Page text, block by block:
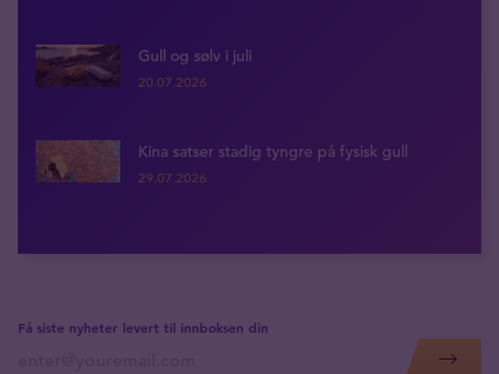
Gull og sølv i juli
20.07.2026
Kina satser stadig tyngre på fysisk gull
29.07.2026
Få siste nyheter levert til innboksen din